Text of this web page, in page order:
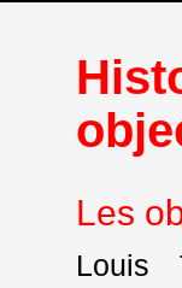
Les
Louis